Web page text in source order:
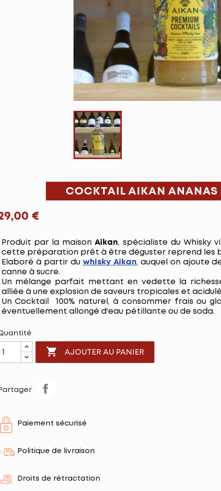
COCKTAIL AIKAN ANANAS
€
Produit par la maisonAikan, spécialiste du Whisky
cette préparation prêt à être déguster reprend les
Elaboré à partir du whisky Aikan, auquel on ajoute
canne à sucre.
Un mélange parfait mettant en vedette la
alliée à une explosion de saveurs tropicales et
Un Cocktail 100% naturel, à consommer frais ou
éventuellement allongé d'eau pétillante ou de soda.
 AJOUTER AU PANIER
Paiement sécurisé
Politique de livraison
Droits de rétractation